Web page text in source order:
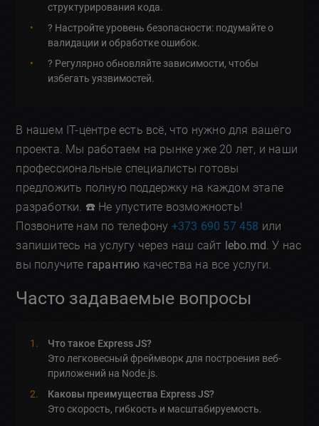
структурирования кода.
? Настройте уровень безопасности: подумайте о
валидации и обработке ошибок.
? Регулярно обновляйте зависимости, чтобы
избегать уязвимостей.
В нашем IT-центре есть всё, что нужно для вашего
проекта. Мы работаем на рынке уже 20 лет, и наши
профессиональные специалисты готовы
предложить полную поддержку на каждом этапе
разработки. ☎️ Не упустите возможность!
Позвоните нам по телефону +373 690 57 458 или
запишитесь на услугу через наш сайт lebo.md . У нас
вы получите гарантию качества на все услуги.
Часто задаваемые вопросы
Что такое Express JS?
Это легковесный фреймворк для построения веб-
приложений на Node.js.
Каковы преимущества Express JS?
Это скорость, гибкость и масштабируемость.